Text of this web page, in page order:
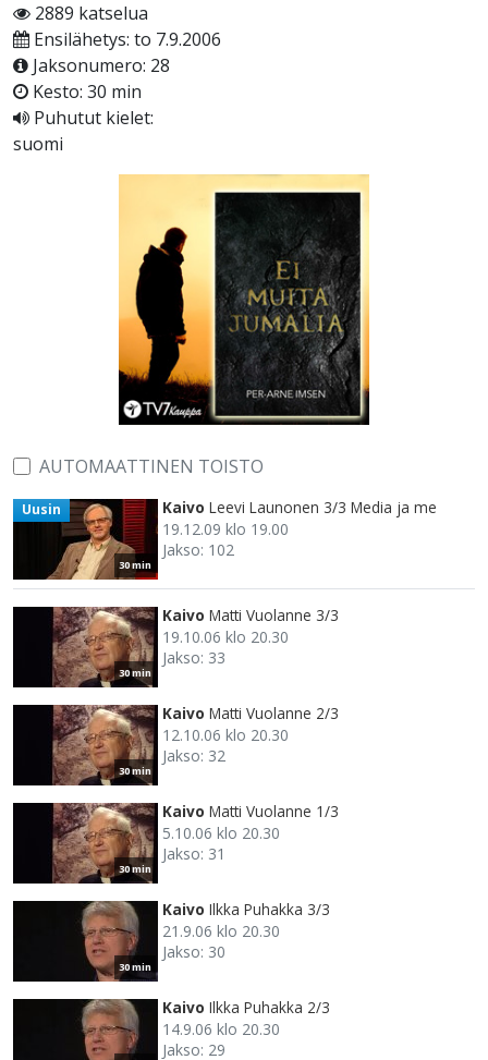
2889 katselua
Ensilähetys: to 7.9.2006
Jaksonumero: 28
Kesto: 30 min
Puhutut kielet:
suomi
AUTOMAATTINEN TOISTO
30 min
Uusin Kaivo Leevi Launonen 3/3 Media ja me
19.12.09 klo 19.00
Jakso: 102
30 min
Kaivo Matti Vuolanne 3/3
19.10.06 klo 20.30
Jakso: 33
30 min
Kaivo Matti Vuolanne 2/3
12.10.06 klo 20.30
Jakso: 32
30 min
Kaivo Matti Vuolanne 1/3
5.10.06 klo 20.30
Jakso: 31
30 min
Kaivo Ilkka Puhakka 3/3
21.9.06 klo 20.30
Jakso: 30
Kaivo Ilkka Puhakka 2/3
14.9.06 klo 20.30
Jakso: 29